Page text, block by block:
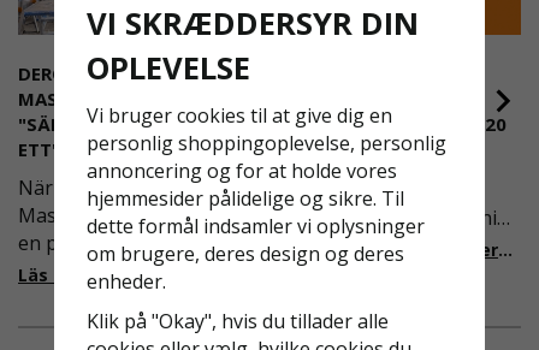
DEROME
MASKINUTHYRNING -
"SÄKERHET ÄR ALLTID PRIO
ETT"
När Derome
Maskinuthyrning behövde
en pålitlig partner inom
fallskydd och
valet på
AFS2023:9 & EN1004:2020
Även om det kan verka
högst osannolikt så är
våra regler för rullställning
i Sverige slappare än de
från EU i skrivande stund,
ändring på. Från och med
Läs mer om de nya reglerna!
VI SKRÆDDERSYR DIN
OPLEVELSE
Vi bruger cookies til at give dig en
personlig shoppingoplevelse, personlig
annoncering og for at holde vores
hjemmesider pålidelige og sikre. Til
dette formål indsamler vi oplysninger
om brugere, deres design og deres
enheder.
Klik på "Okay", hvis du tillader alle